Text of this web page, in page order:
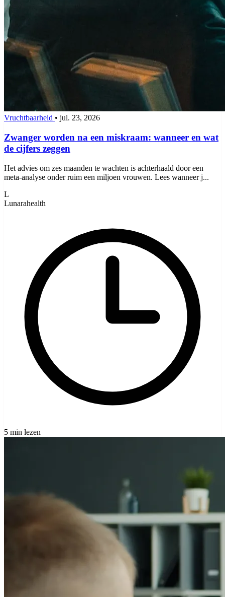
Vruchtbaarheid • jul. 23, 2026
Zwanger worden na een miskraam: wanneer en wat
de cijfers zeggen
Het advies om zes maanden te wachten is achterhaald door een
meta-analyse onder ruim een miljoen vrouwen. Lees wanneer j...
L
Lunarahealth
5 min lezen